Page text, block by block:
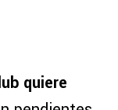
quiere